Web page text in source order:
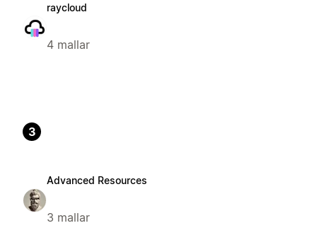
raycloud
4 mallar
3
Advanced Resources
3 mallar